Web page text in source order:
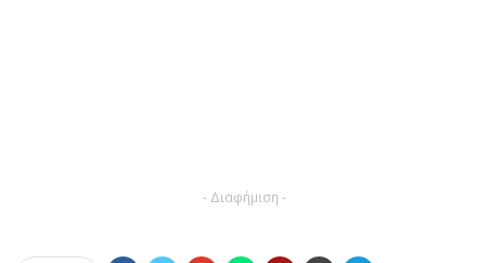
- Διαφήμιση -